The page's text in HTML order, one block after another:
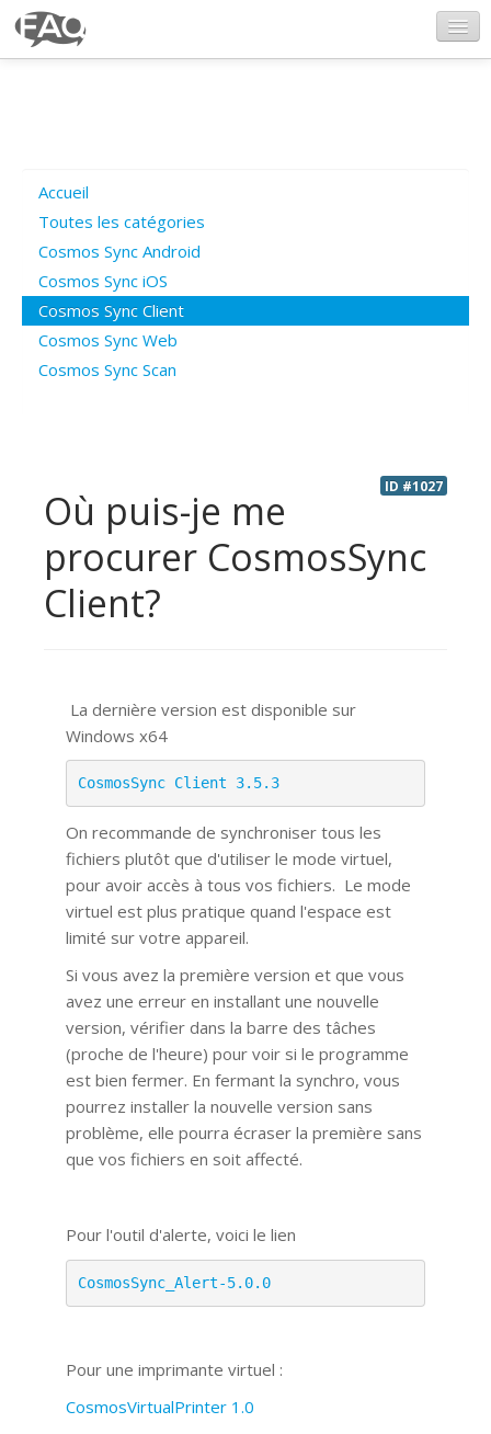
Poser une question
Questions ouvertes
Connexion
Accueil
Toutes les catégories
Cosmos Sync Android
Cosmos Sync iOS
Cosmos Sync Client
Cosmos Sync Web
Cosmos Sync Scan
ID #1027
Où puis-je me
procurer CosmosSync
Client?
La dernière version est disponible sur
Windows x64
CosmosSync Client 3.5.3
On recommande de synchroniser tous les
fichiers plutôt que d'utiliser le mode virtuel,
pour avoir accès à tous vos fichiers. Le mode
virtuel est plus pratique quand l'espace est
limité sur votre appareil.
Si vous avez la première version et que vous
avez une erreur en installant une nouvelle
version, vérifier dans la barre des tâches
(proche de l'heure) pour voir si le programme
est bien fermer. En fermant la synchro, vous
pourrez installer la nouvelle version sans
problème, elle pourra écraser la première sans
que vos fichiers en soit affecté.
Pour l'outil d'alerte, voici le lien
CosmosSync_Alert-5.0.0
Pour une imprimante virtuel :
CosmosVirtualPrinter 1.0